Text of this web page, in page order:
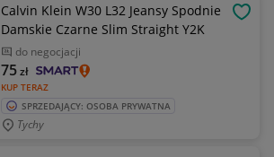
Calvin Klein W30 L32 Jeansy Spodnie
Damskie Czarne Slim Straight Y2K
do negocjacji
KUP TERAZ
75zł
SPRZEDAJĄCY: OSOBA PRYWATNA
Tychy